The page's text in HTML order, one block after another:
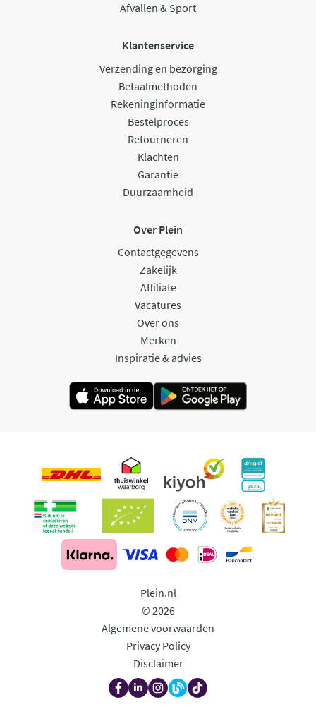
Afvallen & Sport
Klantenservice
Verzending en bezorging
Betaalmethoden
Rekeninginformatie
Bestelproces
Retourneren
Klachten
Garantie
Duurzaamheid
Over Plein
Contactgegevens
Zakelijk
Affiliate
Vacatures
Over ons
Merken
Inspiratie & advies
Plein.nl
© 2026
Algemene voorwaarden
Privacy Policy
Disclaimer